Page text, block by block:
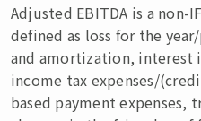
Adjusted EBITDA is a non-
defined as loss for the
and amortization, interest
income tax expenses/
based payment expenses,